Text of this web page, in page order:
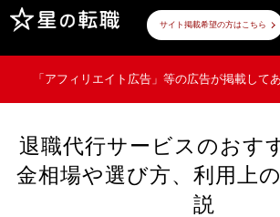
サイト掲載希望の方はこちら
「アフィリエイト広告」等の広告が掲載して
退職代行サービスのおす
金相場や選び方、利用上
説